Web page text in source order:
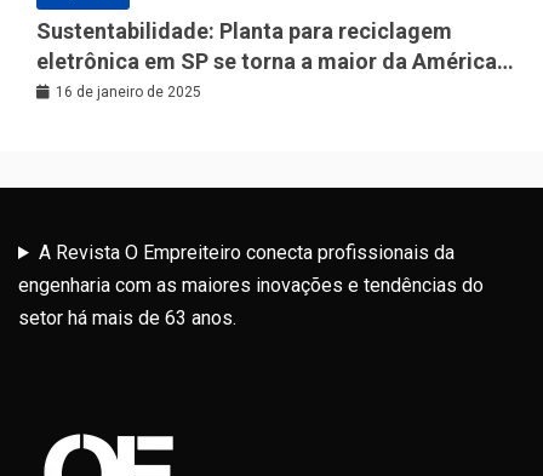
Sustentabilidade: Planta para reciclagem
eletrônica em SP se torna a maior da América
Latina
16 de janeiro de 2025
A Revista O Empreiteiro conecta profissionais da
engenharia com as maiores inovações e tendências do
setor há mais de 63 anos.